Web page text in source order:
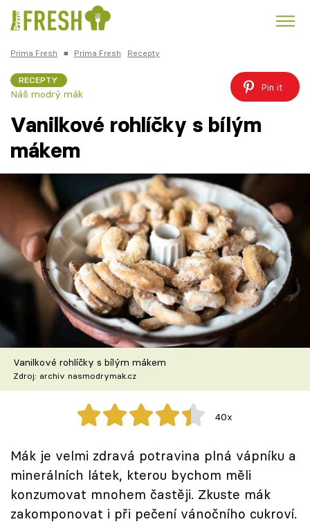
Česká kuchyně
Témata
Recepty
Články
TV Program
Škola vaření
Recepty z TV
Speciál: Cuketa
Těhotnej kuchař
Sledujte prima+
Přihlášení
Prima Fresh ■ Prima Fresh Recepty
RECEPTY
Náš modrý mák
Pin it
Vanilkové rohlíčky s bílým
mákem
Vanilkové rohlíčky s bílým mákem
Zdroj: archiv nasmodrymak.cz
40x
Mák je velmi zdravá potravina plná vápníku a
minerálních látek, kterou bychom měli
konzumovat mnohem častěji. Zkuste mák
zakomponovat i při pečení vánočního cukroví.